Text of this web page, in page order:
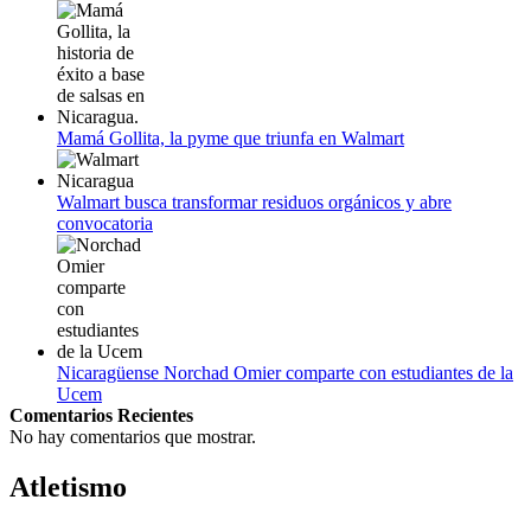
Mamá Gollita, la pyme que triunfa en Walmart
Walmart busca transformar residuos orgánicos y abre
convocatoria
Nicaragüense Norchad Omier comparte con estudiantes de la
Ucem
Comentarios Recientes
No hay comentarios que mostrar.
Atletismo